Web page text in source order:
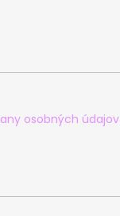
osobných údajov